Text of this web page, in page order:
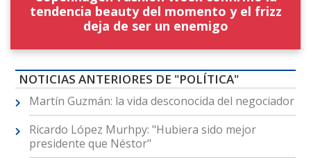
tendencia beauty del momento y el frizz
deja de ser un enemigo
NOTICIAS ANTERIORES DE "POLÍTICA"
Martín Guzmán: la vida desconocida del negociador
Ricardo López Murhpy: "Hubiera sido mejor
presidente que Néstor"